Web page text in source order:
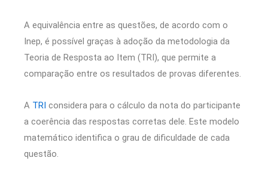
A equivalência entre as questões, de acordo com o
Inep, é possível graças à adoção da metodologia da
Teoria de Resposta ao Item (TRI), que permite a
comparação entre os resultados de provas diferentes.
A TRI considera para o cálculo da nota do participante
a coerência das respostas corretas dele. Este modelo
matemático identifica o grau de dificuldade de cada
questão.